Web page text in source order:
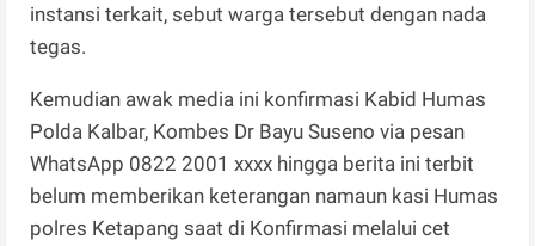
instansi terkait, sebut warga tersebut dengan nada
tegas.
Kemudian awak media ini konfirmasi Kabid Humas
Polda Kalbar, Kombes Dr Bayu Suseno via pesan
WhatsApp 0822 2001 xxxx hingga berita ini terbit
belum memberikan keterangan namaun kasi Humas
polres Ketapang saat di Konfirmasi melalui cet